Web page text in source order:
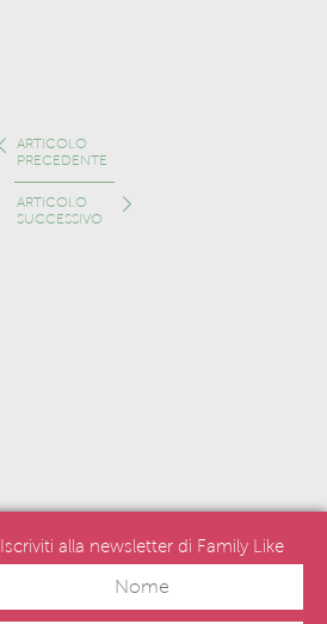
ARTICOLO
PRECEDENTE
ARTICOLO
SUCCESSIVO
Iscriviti alla newsletter di Family Like